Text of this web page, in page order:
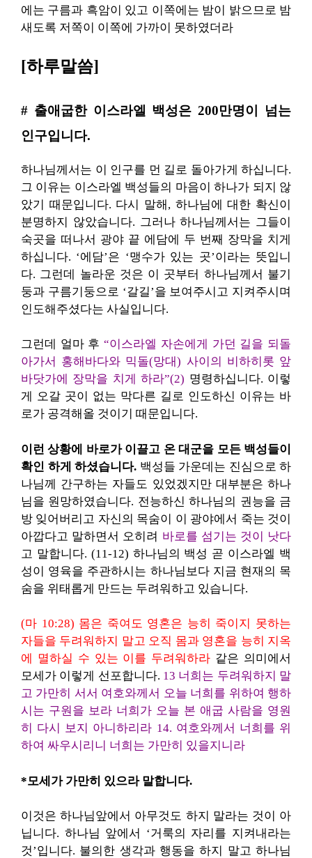
에는 구름과 흑암이 있고 이쪽에는 밤이 밝으므로 밤
새도록 저쪽이 이쪽에 가까이 못하였더라
[하루말씀]
# 출애굽한 이스라엘 백성은 200만명이 넘는
인구입니다.
하나님께서는 이 인구를 먼 길로 돌아가게 하십니다.
그 이유는 이스라엘 백성들의 마음이 하나가 되지 않
았기 때문입니다. 다시 말해, 하나님에 대한 확신이
분명하지 않았습니다. 그러나 하나님께서는 그들이
숙곳을 떠나서 광야 끝 에담에 두 번째 장막을 치게
하십니다. ‘에담’은 ‘맹수가 있는 곳’이라는 뜻입니
다. 그런데 놀라운 것은 이 곳부터 하나님께서 불기
둥과 구름기둥으로 ‘갈길’을 보여주시고 지켜주시며
인도해주셨다는 사실입니다.
그런데 얼마 후“이스라엘 자손에게 가던 길을 되돌
아가서 홍해바다와 믹돌(망대) 사이의 비하히롯 앞
바닷가에 장막을 치게 하라”(2) 명령하십니다. 이렇
게 오갈 곳이 없는 막다른 길로 인도하신 이유는 바
로가 공격해올 것이기 때문입니다.
이런 상황에 바로가 이끌고 온 대군을 모든 백성들이
확인 하게 하셨습니다. 백성들 가운데는 진심으로 하
나님께 간구하는 자들도 있었겠지만 대부분은 하나
님을 원망하였습니다. 전능하신 하나님의 권능을 금
방 잊어버리고 자신의 목숨이 이 광야에서 죽는 것이
아깝다고 말하면서 오히려 바로를 섬기는 것이 낫다
고 말합니다. (11-12) 하나님의 백성 곧 이스라엘 백
성이 영육을 주관하시는 하나님보다 지금 현재의 목
숨을 위태롭게 만드는 두려워하고 있습니다.
(마 10:28) 몸은 죽여도 영혼은 능히 죽이지 못하는
자들을 두려워하지 말고 오직 몸과 영혼을 능히 지옥
에 멸하실 수 있는 이를 두려워하라 같은 의미에서
모세가 이렇게 선포합니다. 13 너희는 두려워하지 말
고 가만히 서서 여호와께서 오늘 너희를 위하여 행하
시는 구원을 보라 너희가 오늘 본 애굽 사람을 영원
히 다시 보지 아니하리라 14. 여호와께서 너희를 위
하여 싸우시리니 너희는 가만히 있을지니라
*모세가 가만히 있으라 말합니다.
이것은 하나님앞에서 아무것도 하지 말라는 것이 아
닙니다. 하나님 앞에서 ‘거룩의 자리를 지켜내라는
것’입니다. 불의한 생각과 행동을 하지 말고 하나님